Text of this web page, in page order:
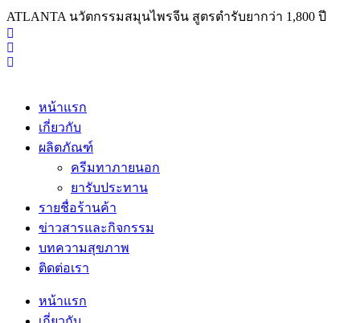
ATLANTA นวัตกรรมสมุนไพรจีน สูตรตำรับยากว่า 1,800 ปี
หน้าแรก
เกี่ยวกับ
ผลิตภัณฑ์
ครีมทาภายนอก
ยารับประทาน
รายชื่อร้านค้า
ข่าวสารและกิจกรรม
บทความสุขภาพ
ติดต่อเรา
หน้าแรก